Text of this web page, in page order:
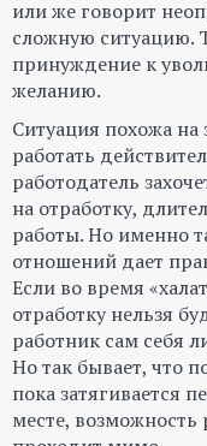
или же говорит
сложную ситуацию.
принуждение к
желанию.
Ситуация похожа
работать
работодатель
на отработку,
работы. Но именно
отношений дает
Если во время
отработку нельзя
работник сам себя
Но так бывает, что
пока затягивается
месте, возможность